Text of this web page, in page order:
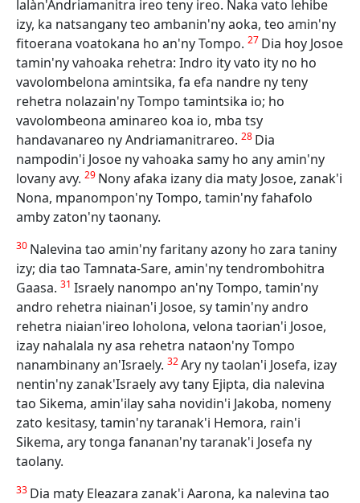
lalàn'Andriamanitra ireo teny ireo. Naka vato lehibe
izy, ka natsangany teo ambanin'ny aoka, teo amin'ny
fitoerana voatokana ho an'ny Tompo. 27 Dia hoy Josoe
tamin'ny vahoaka rehetra: Indro ity vato ity no ho
vavolombelona amintsika, fa efa nandre ny teny
rehetra nolazain'ny Tompo tamintsika io; ho
vavolombeona aminareo koa io, mba tsy
handavanareo ny Andriamanitrareo. 28 Dia
nampodin'i Josoe ny vahoaka samy ho any amin'ny
lovany avy. 29 Nony afaka izany dia maty Josoe, zanak'i
Nona, mpanompon'ny Tompo, tamin'ny fahafolo
amby zaton'ny taonany.
30 Nalevina tao amin'ny faritany azony ho zara taniny
izy; dia tao Tamnata-Sare, amin'ny tendrombohitra
Gaasa. 31 Israely nanompo an'ny Tompo, tamin'ny
andro rehetra niainan'i Josoe, sy tamin'ny andro
rehetra niaian'ireo loholona, velona taorian'i Josoe,
izay nahalala ny asa rehetra nataon'ny Tompo
nanambinany an'Israely. 32Ary ny taolan'i Josefa, izay
nentin'ny zanak'Israely avy tany Ejipta, dia nalevina
tao Sikema, amin'ilay saha novidin'i Jakoba, nomeny
zato kesitasy, tamin'ny taranak'i Hemora, rain'i
Sikema, ary tonga fananan'ny taranak'i Josefa ny
taolany.
33 Dia maty Eleazara zanak'i Aarona, ka nalevina tao